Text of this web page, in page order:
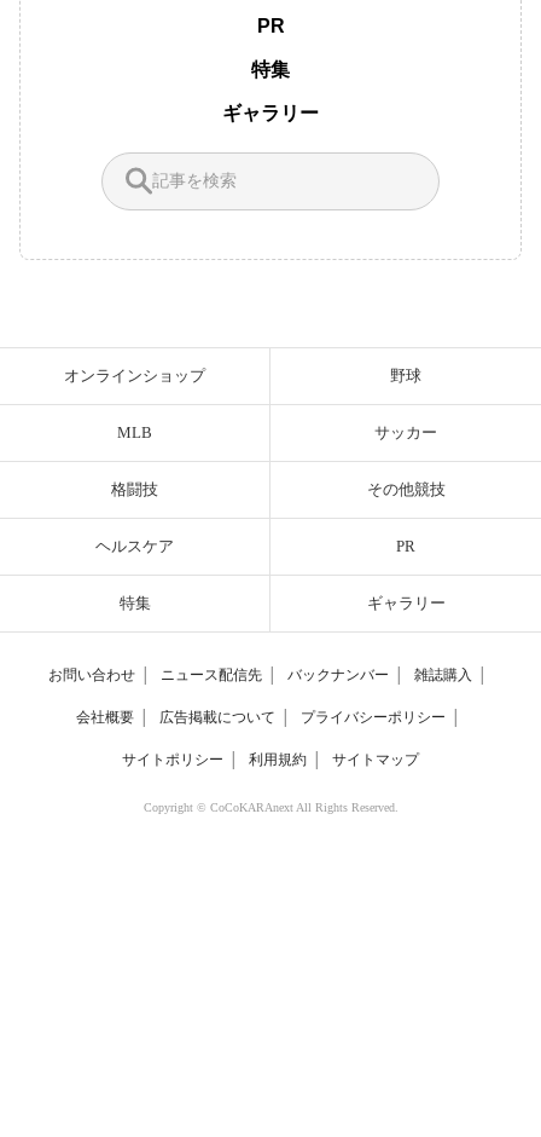
PR
特集
ギャラリー
オンラインショップ 野球
MLB サッカー
格闘技 その他競技
ヘルスケア PR
特集 ギャラリー
お問い合わせ ニュース配信先 バックナンバー 雑誌購入
会社概要 広告掲載について プライバシーポリシー
サイトポリシー 利用規約 サイトマップ
Copyright © CoCoKARAnext All Rights Reserved.